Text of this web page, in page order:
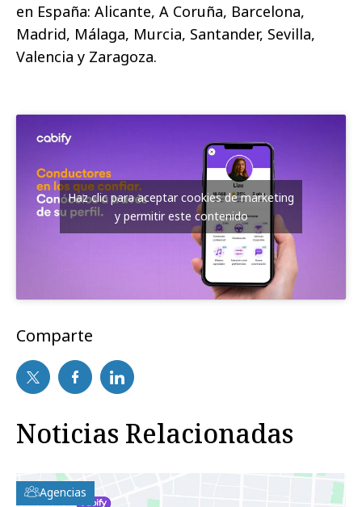
en España: Alicante, A Coruña, Barcelona,
Madrid, Málaga, Murcia, Santander, Sevilla,
Valencia y Zaragoza.
Haz clic para aceptar cookies de marketing
y permitir este contenido
Comparte
Noticias Relacionadas
Agencias